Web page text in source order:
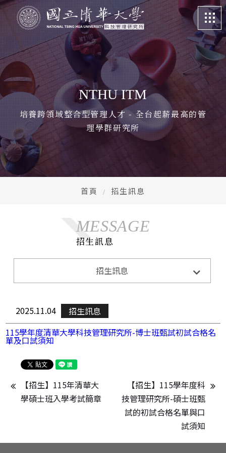
關於我們 About
課程特色 Program
招生訊息 Admission
系所成員 Faculty
學生專區 Student life
NTHU ITM
培養跨領域整合型管理人才 - 全台起薪最高的管
理學群研究所
首頁 招生訊息
MESSAGE
招生訊息
招生訊息
Announcements
演講與活動Lecture&Activity
CE0下午茶
2025.11.04
招生訊息
115學年度清華大學科技管理研究所-博士班甄試初試合格名
單及口試須知
【招生】115年清華大
學碩士班入學考試簡章
【招生】115學年度科
技管理研究所-碩士班甄
試的初試合格名單與口
試須知